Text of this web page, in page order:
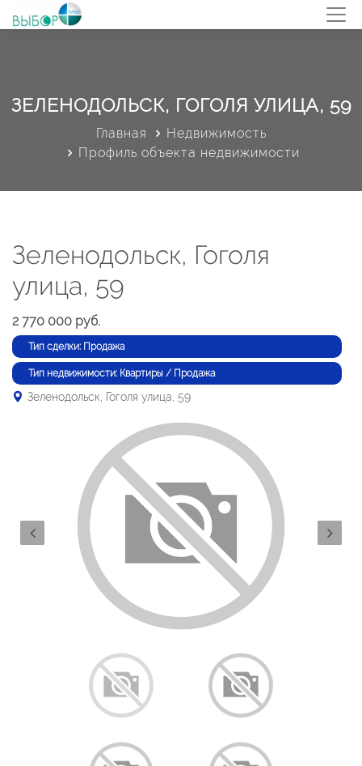
ЗЕЛЕНОДОЛЬСК, ГОГОЛЯ УЛИЦА, 59
Главная
Недвижимость
Профиль объекта недвижимости
Зеленодольск, Гоголя
улица, 59
2 770 000 руб.
Тип сделки: Продажа
Тип недвижимости: Квартиры / Продажа
Зеленодольск, Гоголя улица, 59